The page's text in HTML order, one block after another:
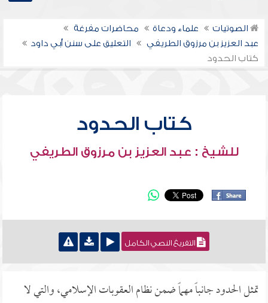
الصوتيات علماء ودعاة
محاضرات مفرغة
عبد العزيز بن مرزوق الطريفي
التعليق على سنن أبي داود
كتاب الحدود
كتاب الحدود
للشيخ : عبد العزيز بن مرزوق الطريفي
التفريغ النصي الكامل
تمثل الحدود جانباً مهماً ضمن نظام العقوبات الإسلامي، والتي لا